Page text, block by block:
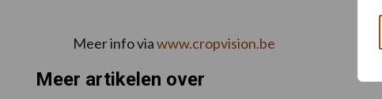
Meer info viawww.cropvision.be
Meer artikelen over